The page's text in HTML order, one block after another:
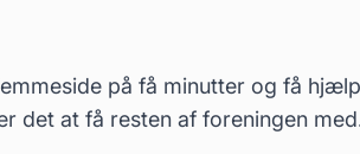
på få minutter og få
det at få resten af foreningen